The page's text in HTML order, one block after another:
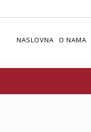
NASLOVNA O NAMA